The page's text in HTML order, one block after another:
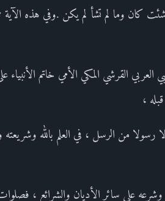
كان وما لم تشأ لم يكن .وفي هذه الآية
العربي القرشي المكي الأمي خاتم الأنبياء
،
رسولا من الرسل ، في العلم بالله
على سائر الأديان والشرائع ، فصلوات